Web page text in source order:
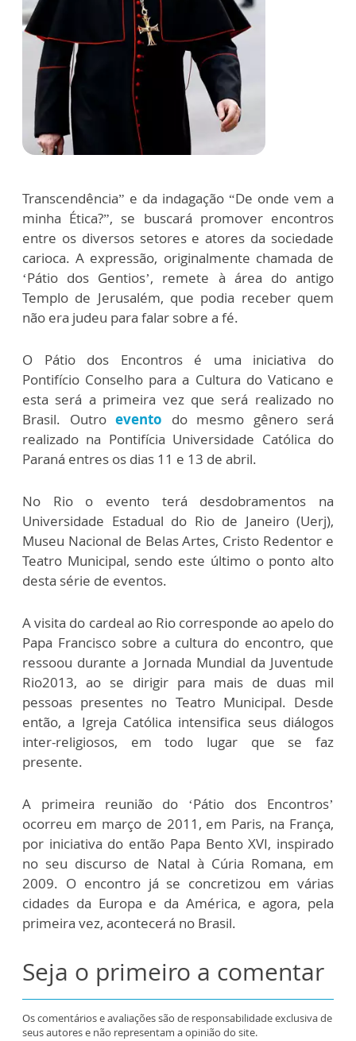
Transcendência” e da indagação “De onde vem a
minha Ética?”, se buscará promover encontros
entre os diversos setores e atores da sociedade
carioca. A expressão, originalmente chamada de
‘Pátio dos Gentios’, remete à área do antigo
Templo de Jerusalém, que podia receber quem
não era judeu para falar sobre a fé.
O Pátio dos Encontros é uma iniciativa do
Pontifício Conselho para a Cultura do Vaticano e
esta será a primeira vez que será realizado no
Brasil. Outro evento do mesmo gênero será
realizado na Pontifícia Universidade Católica do
Paraná entres os dias 11 e 13 de abril.
No Rio o evento terá desdobramentos na
Universidade Estadual do Rio de Janeiro (Uerj),
Museu Nacional de Belas Artes, Cristo Redentor e
Teatro Municipal, sendo este último o ponto alto
desta série de eventos.
A visita do cardeal ao Rio corresponde ao apelo do
Papa Francisco sobre a cultura do encontro, que
ressoou durante a Jornada Mundial da Juventude
Rio2013, ao se dirigir para mais de duas mil
pessoas presentes no Teatro Municipal. Desde
então, a Igreja Católica intensifica seus diálogos
inter-religiosos, em todo lugar que se faz
presente.
A primeira reunião do ‘Pátio dos Encontros’
ocorreu em março de 2011, em Paris, na França,
por iniciativa do então Papa Bento XVI, inspirado
no seu discurso de Natal à Cúria Romana, em
2009. O encontro já se concretizou em várias
cidades da Europa e da América, e agora, pela
primeira vez, acontecerá no Brasil.
Seja o primeiro a comentar
Os comentários e avaliações são de responsabilidade exclusiva de
seus autores e não representam a opinião do site.